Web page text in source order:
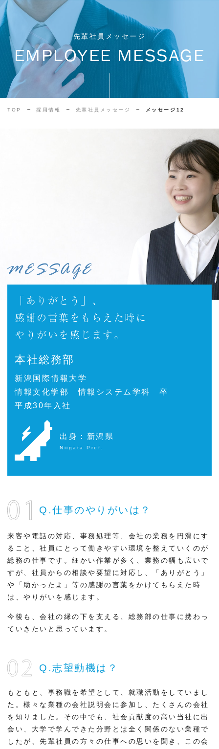
先輩社員メッセージ
EMPLOYEE MESSAGE
TOP 採用情報 先輩社員メッセージ メッセージ12
「ありがとう」、
感謝の言葉をもらえた時に
やりがいを感じます。
本社総務部
新潟国際情報大学
情報文化学部 情報システム学科 卒
平成30年入社
出身：新潟県
Niigata Pref.
Q.仕事のやりがいは？
来客や電話の対応、事務処理等、会社の業務を円滑にす
ること、社員にとって働きやすい環境を整えていくのが
総務の仕事です。細かい作業が多く、業務の幅も広いで
すが、社員からの相談や要望に対応し、「ありがとう」
や「助かったよ」等の感謝の言葉をかけてもらえた時
は、やりがいを感じます。
今後も、会社の縁の下を支える、総務部の仕事に携わっ
ていきたいと思っています。
Q.志望動機は？
もともと、事務職を希望として、就職活動をしていまし
た。様々な業種の会社説明会に参加し、たくさんの会社
を知りました。その中でも、社会貢献度の高い当社に出
会い、大学で学んできた分野とは全く関係のない業種で
したが、先輩社員の方々の仕事への思いを聞き、この会